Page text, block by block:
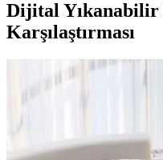
Dijital Yıkanabilir
Karşılaştırması